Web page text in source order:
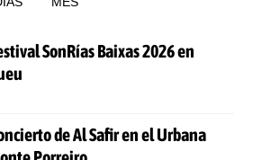
SonRías Baixas 2026 en
de Al Safir en el Urbana